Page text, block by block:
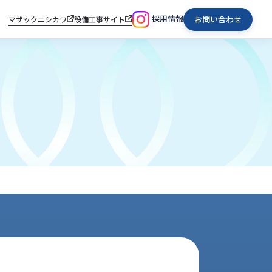
マザックニシカワ 設備工事サイト 採用情報 お問い合わせ